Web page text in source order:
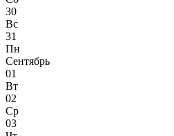
30
Вс
31
Пн
Сентябрь
01
Вт
02
Ср
03